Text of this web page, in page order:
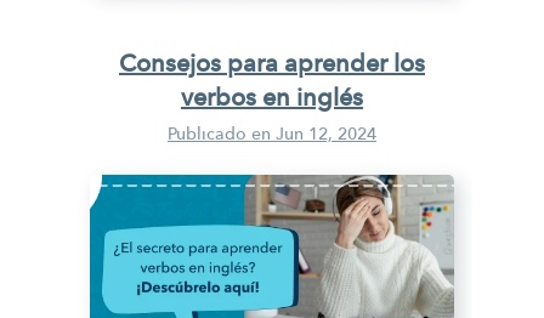
Consejos para aprender los
verbos en inglés
Publicado en Jun 12, 2024